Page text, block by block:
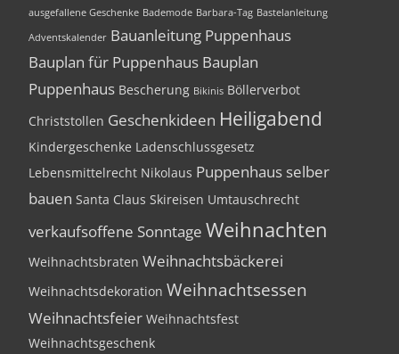
ausgefallene Geschenke Bademode Barbara-Tag Bastelanleitung
Adventskalender Bauanleitung Puppenhaus
Bauplan für Puppenhaus Bauplan
Puppenhaus Bescherung Bikinis Böllerverbot
Christstollen Geschenkideen Heiligabend
Kindergeschenke Ladenschlussgesetz
Lebensmittelrecht Nikolaus Puppenhaus selber
bauen Santa Claus Skireisen Umtauschrecht
verkaufsoffene Sonntage Weihnachten
Weihnachtsbraten Weihnachtsbäckerei
Weihnachtsdekoration Weihnachtsessen
Weihnachtsfeier Weihnachtsfest
Weihnachtsgeschenk